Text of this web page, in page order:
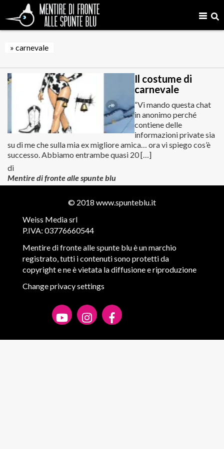
» carnevale
Il costume di
carnevale
“Vi mando questa chat
in anonimo perché
contiene delle
informazioni private sia
su di me che sulla mia ex migliore amica… ora vi spiego cos’è
successo. Abbiamo entrambe quasi 20 […]
di
Mentire di fronte alle spunte blu
© 2018 www.spunteblu.it
Weiss Media srl
P.IVA: 03776660544
Mentire di fronte alle spunte blu è un marchio
registrato, tutti i contenuti sono protetti da
copyright e ne è vietata la diffusione e riproduzione
Change privacy settings